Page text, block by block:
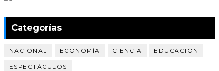
Categorías
NACIONAL ECONOMÍA CIENCIA EDUCACIÓN
ESPECTÁCULOS